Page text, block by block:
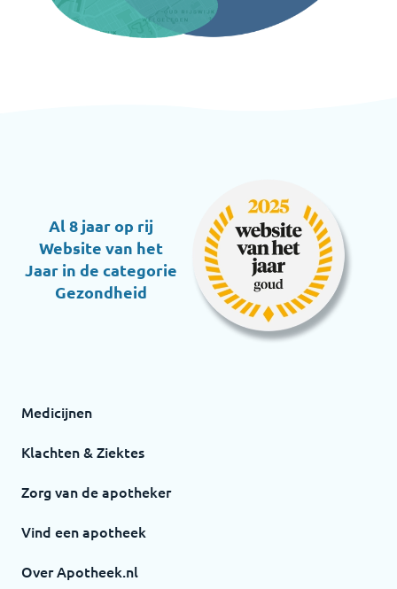
Al 8 jaar op rij
Website van het
Jaar in de categorie
Gezondheid
Medicijnen
Klachten & Ziektes
Zorg van de apotheker
Vind een apotheek
Over Apotheek.nl